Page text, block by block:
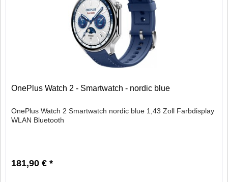
OnePlus Watch 2 - Smartwatch - nordic blue
OnePlus Watch 2 Smartwatch nordic blue 1,43 Zoll Farbdisplay
WLAN Bluetooth
181,90 € *